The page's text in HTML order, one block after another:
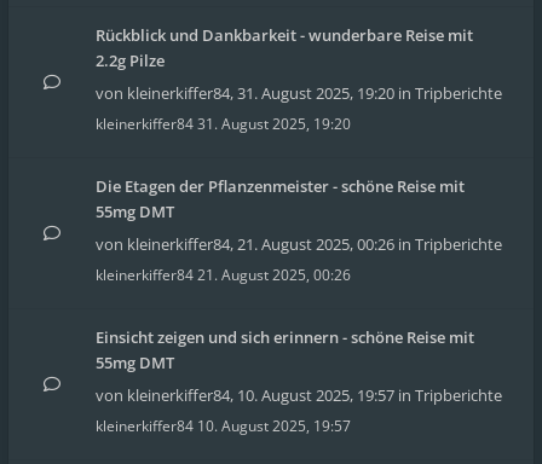
Rückblick und Dankbarkeit - wunderbare Reise mit
2.2g Pilze
von kleinerkiffer84,31. August 2025, 19:20 in Tripberichte
kleinerkiffer8431. August 2025, 19:20
Die Etagen der Pflanzenmeister - schöne Reise mit
55mg DMT
von kleinerkiffer84,21. August 2025, 00:26 in Tripberichte
kleinerkiffer8421. August 2025, 00:26
Einsicht zeigen und sich erinnern - schöne Reise mit
55mg DMT
von kleinerkiffer84, 10. August 2025, 19:57 in Tripberichte
kleinerkiffer84 10. August 2025, 19:57